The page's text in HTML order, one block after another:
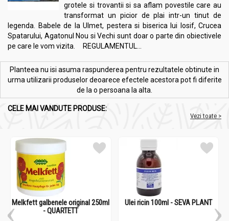
grotele si trovantii si sa aflam povestile care au
transformat un picior de plai intr-un tinut de
legenda. Babele de la Ulmet, pestera si biserica lui Iosif, Crucea
Spatarului, Agatonul Nou si Vechi sunt doar o parte din obiectivele
pe care le vom vizita. REGULAMENTUL...
Planteea nu isi asuma raspunderea pentru rezultatele obtinute in
urma utilizarii produselor deoarece efectele acestora pot fi diferite
de la o persoana la alta.
CELE MAI VANDUTE PRODUSE:
Vezi toate >
Melkfett galbenele original 250ml
- QUARTETT
Ulei ricin 100ml - SEVA PLANT